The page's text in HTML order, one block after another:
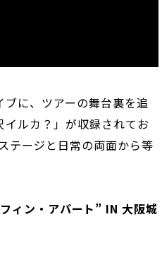
に、ツアーの舞台裏を追
ルカ？」が収録されてお
テージと日常の両面から等
ィン・アパート” IN 大阪城